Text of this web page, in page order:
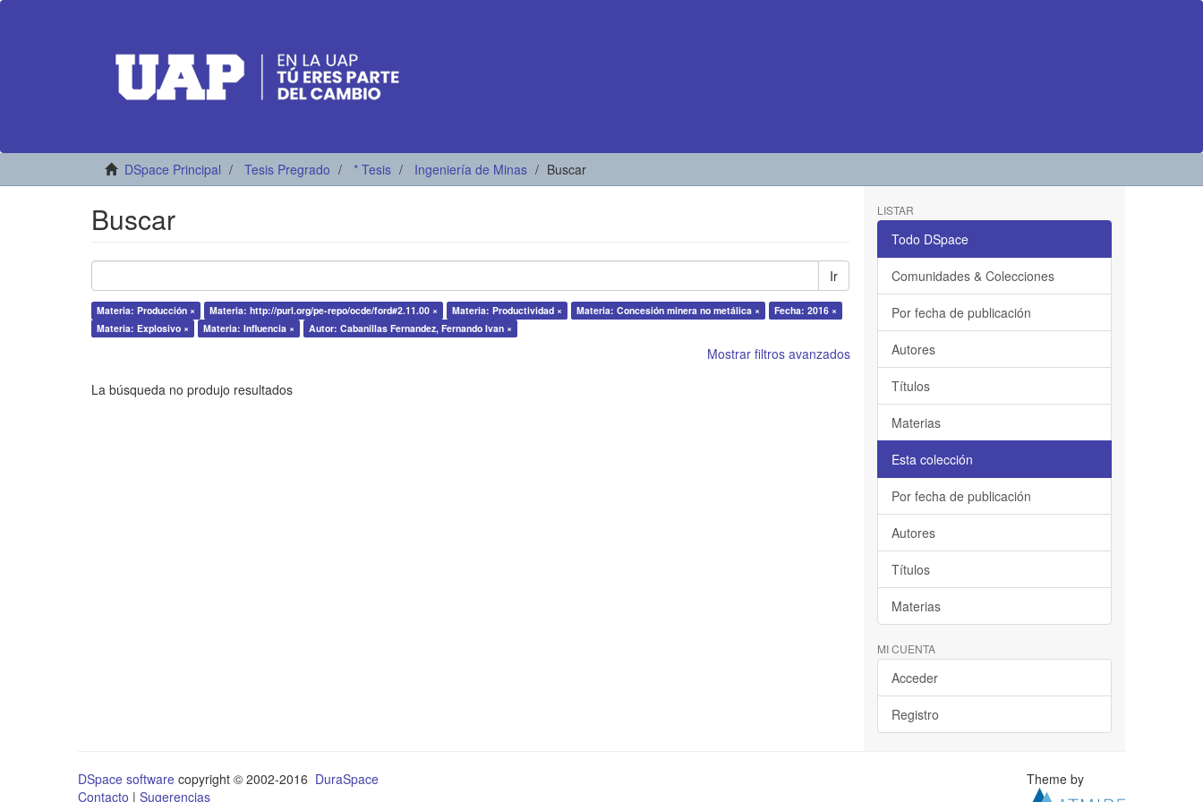
DSpace Principal Tesis Pregrado * Tesis Ingeniería de Minas Buscar
Buscar
Ir
Materia: Producción × Materia: http://purl.org/pe-repo/ocde/ford#2.11.00 × Materia: Productividad × Materia: Concesión minera no metálica ×
Fecha: 2016 ×
Materia: Explosivo ×
Materia: Influencia × Autor: Cabanillas Fernandez, Fernando Ivan ×
Mostrar filtros avanzados
La búsqueda no produjo resultados
LISTAR
Todo DSpace
Comunidades & Colecciones
Por fecha de publicación
Autores
Títulos
Materias
Esta colección
Por fecha de publicación
Autores
Títulos
Materias
MI CUENTA
Acceder
Registro
DSpace software copyright © 2002-2016 DuraSpace
Contacto | Sugerencias
Theme by